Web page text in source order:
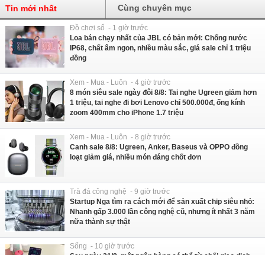
Tin mới nhất Cùng chuyên mục
Đồ chơi số - 1 giờ trước
Loa bán chạy nhất của JBL có bản mới: Chống nước
IP68, chất âm ngon, nhiều màu sắc, giá sale chỉ 1 triệu
đồng
Xem - Mua - Luôn - 4 giờ trước
8 món siêu sale ngày đôi 8/8: Tai nghe Ugreen giảm hơn
1 triệu, tai nghe đi bơi Lenovo chỉ 500.000đ, ống kính
zoom 400mm cho iPhone 1.7 triệu
Xem - Mua - Luôn - 8 giờ trước
Canh sale 8/8: Ugreen, Anker, Baseus và OPPO đồng
loạt giảm giá, nhiều món đáng chốt đơn
Trà đá công nghệ - 9 giờ trước
Startup Nga tìm ra cách mới để sản xuất chip siêu nhỏ:
Nhanh gấp 3.000 lần công nghệ cũ, nhưng ít nhất 3 năm
nữa thành sự thật
Sống - 10 giờ trước